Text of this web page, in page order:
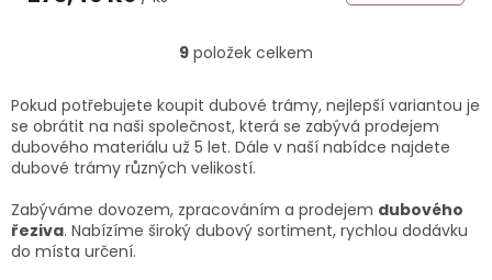
O
l
á
d
a
í
p
r
9 položek celkem
Pokud potřebujete koupit dubové trámy, nejlepší variantou je
se obrátit na naši společnost, která se zabývá prodejem
dubového materiálu už 5 let. Dále v naší nabídce najdete
dubové trámy různých velikostí.
Zabýváme dovozem, zpracováním a prodejem dubového
řeziva. Nabízíme široký dubový sortiment, rychlou dodávku
do místa určení.